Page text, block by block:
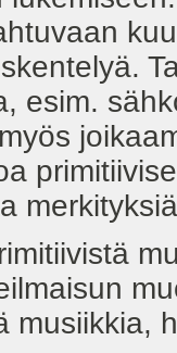
esim.
musiikkia,